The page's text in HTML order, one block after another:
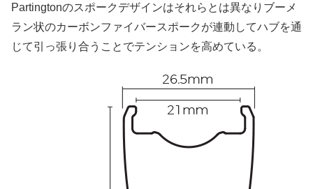
Partingtonのスポークデザインはそれらとは異なりブーメ
ラン状のカーボンファイバースポークが連動してハブを通
じて引っ張り合うことでテンションを高めている。